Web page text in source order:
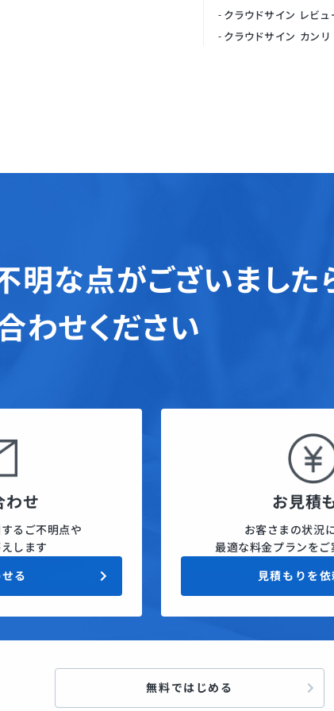
クラウドサイン レビュ
クラウドサイン カンリ
明な点がございました
わせください
わせ
るご不明点や
します
る
お見積
お客さまの状況
最適な料金プランをご
見積もりを
無料ではじめる